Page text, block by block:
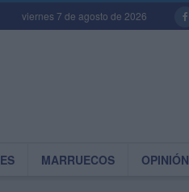
viernes 7 de agosto de 2026
MARRUECOS OPINIÓN